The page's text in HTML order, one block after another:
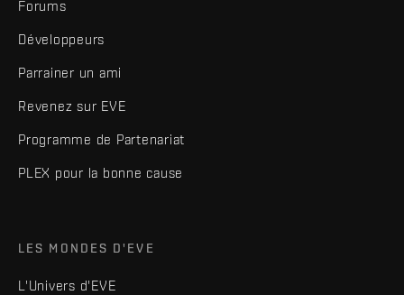
Forums
Développeurs
Parrainer un ami
Revenez sur EVE
Programme de Partenariat
PLEX pour la bonne cause
LES MONDES D'EVE
L'Univers d'EVE